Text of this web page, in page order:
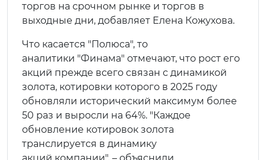
торгов на срочном рынке и торгов в
выходные дни, добавляет Елена Кожухова.
Что касается "Полюса", то
аналитики "Финама" отмечают, что рост его
акций прежде всего связан с динамикой
золота, котировки которого в 2025 году
обновляли исторический максимум более
50 раз и выросли на 64%. "Каждое
обновление котировок золота
транслируется в динамику